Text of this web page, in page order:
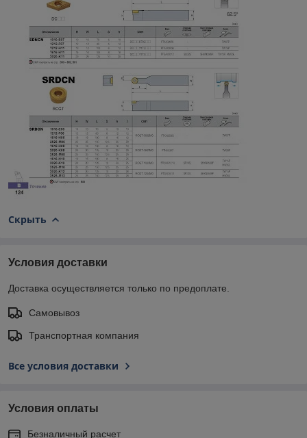
Скрыть
Условия доставки
Доставка осуществляется только по предоплате.
Самовывоз
Транспортная компания
Все условия доставки
Условия оплаты
Безналичный расчет